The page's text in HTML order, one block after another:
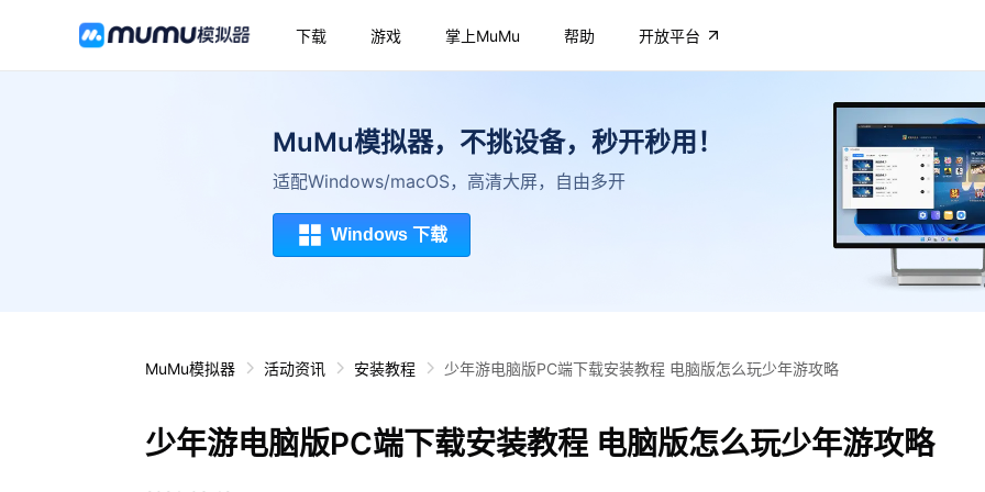
下载 游戏 掌上MuMu 帮助 开放平台
MuMu模拟器，不挑设备，秒开秒用！
适配Windows/macOS，高清大屏，自由多开
Windows 下载
MuMu模拟器 活动资讯 安装教程 少年游电脑版PC端下载安装教程 电脑版怎么玩少年游攻略
少年游电脑版PC端下载安装教程 电脑版怎么玩少年游攻略